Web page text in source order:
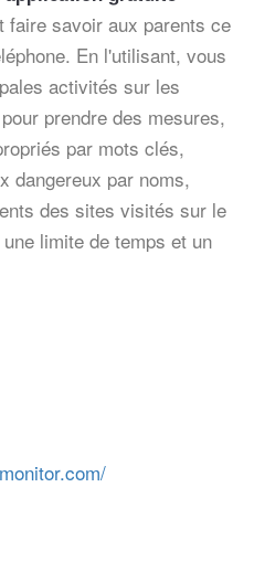
faire savoir aux parents ce
En l'utilisant, vous
activités sur les
prendre des mesures,
par mots clés,
dangereux par noms,
des sites visités sur le
limite de temps et un